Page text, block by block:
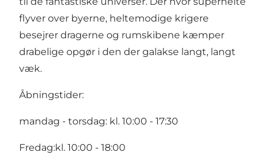
flyver over byerne, heltemodige krigere
besejrer dragerne og rumskibene kæmper
drabelige opgør i den der galakse langt, langt
væk.
Åbningstider:
mandag - torsdag: kl. 10:00 - 17:30
Fredag:kl. 10:00 - 18:00